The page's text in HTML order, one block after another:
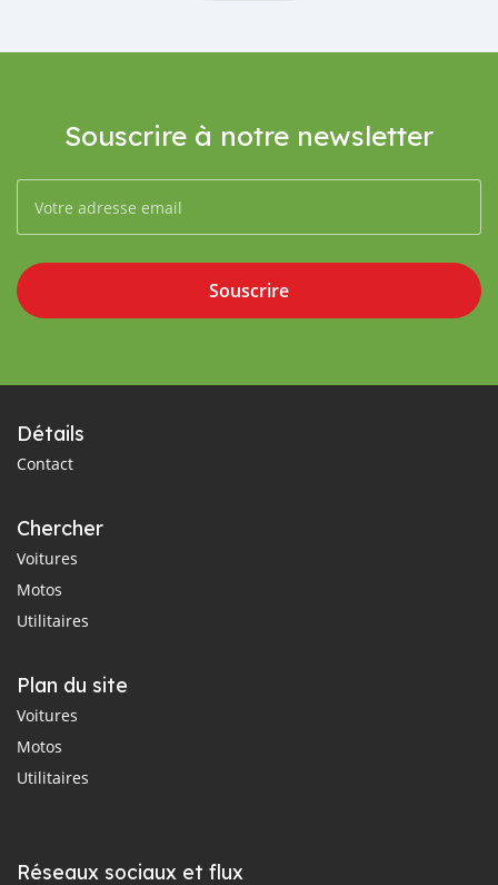
Souscrire à notre newsletter
Souscrire
Détails
Contact
Chercher
Voitures
Motos
Utilitaires
Plan du site
Voitures
Motos
Utilitaires
Réseaux sociaux et flux